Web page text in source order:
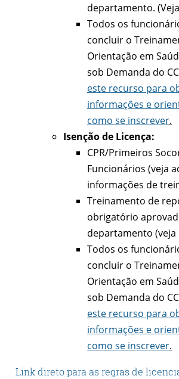
departamento.
Todos os
concluir o
Orientação em
sob Demanda do
este recurso para
informações e
como se inscrever.
Isenção de Licença:
CPR/Primeiros
Funcionários (veja
informações de
Treinamento de
obrigatório
departamento (veja
Todos os
concluir o
Orientação em
sob Demanda do
este recurso para
informações e
como se inscrever.
Link direto para as regras de